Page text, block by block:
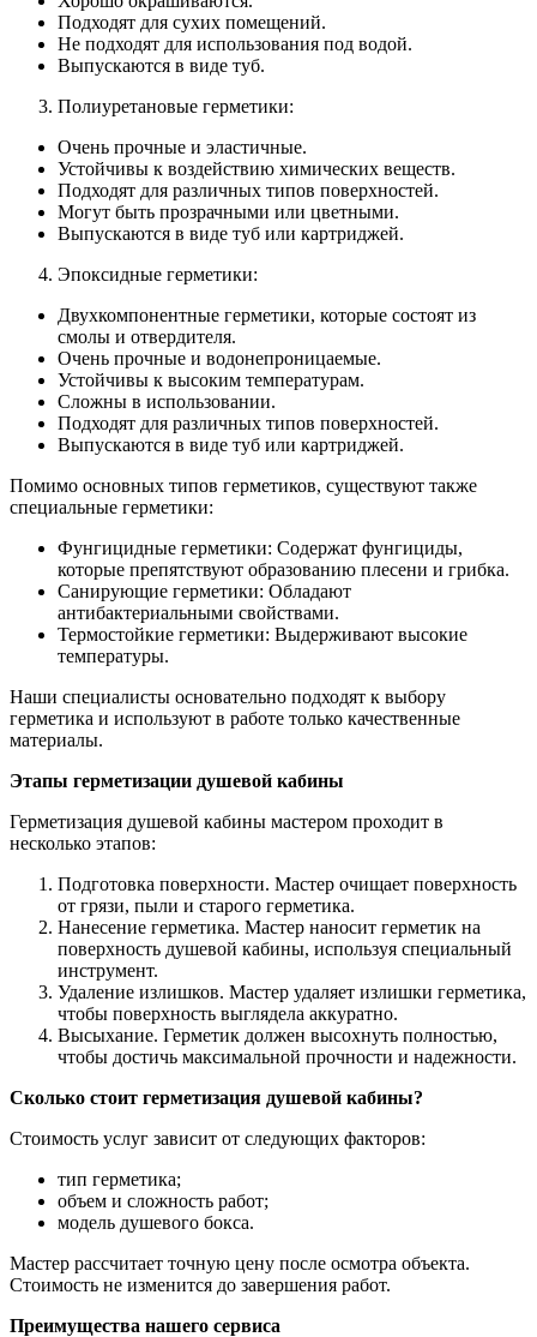
Подходят для сухих помещений.
Не подходят для использования под водой.
Выпускаются в виде туб.
Полиуретановые герметики:
Очень прочные и эластичные.
Устойчивы к воздействию химических веществ.
Подходят для различных типов поверхностей.
Могут быть прозрачными или цветными.
Выпускаются в виде туб или картриджей.
Эпоксидные герметики:
Двухкомпонентные герметики, которые состоят из
смолы и отвердителя.
Очень прочные и водонепроницаемые.
Устойчивы к высоким температурам.
Сложны в использовании.
Подходят для различных типов поверхностей.
Выпускаются в виде туб или картриджей.
Помимо основных типов герметиков, существуют также
специальные герметики:
Фунгицидные герметики: Содержат фунгициды,
которые препятствуют образованию плесени и грибка.
Санирующие герметики: Обладают
антибактериальными свойствами.
Термостойкие герметики: Выдерживают высокие
температуры.
Наши специалисты основательно подходят к выбору
герметика и используют в работе только качественные
материалы.
Этапы герметизации душевой кабины
Герметизация душевой кабины мастером проходит в
несколько этапов:
Подготовка поверхности. Мастер очищает поверхность
от грязи, пыли и старого герметика.
Нанесение герметика. Мастер наносит герметик на
поверхность душевой кабины, используя специальный
инструмент.
Удаление излишков. Мастер удаляет излишки герметика,
чтобы поверхность выглядела аккуратно.
Высыхание. Герметик должен высохнуть полностью,
чтобы достичь максимальной прочности и надежности.
Сколько стоит герметизация душевой кабины?
Стоимость услуг зависит от следующих факторов:
тип герметика;
объем и сложность работ;
модель душевого бокса.
Мастер рассчитает точную цену после осмотра объекта.
Стоимость не изменится до завершения работ.
Преимущества нашего сервиса